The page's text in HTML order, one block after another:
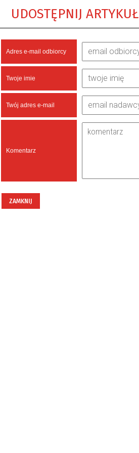
UDOSTĘPNIJ ARTYKUŁ
Adres e-mail odbiorcy
Twoje imie
Twój adres e-mail
Komentarz